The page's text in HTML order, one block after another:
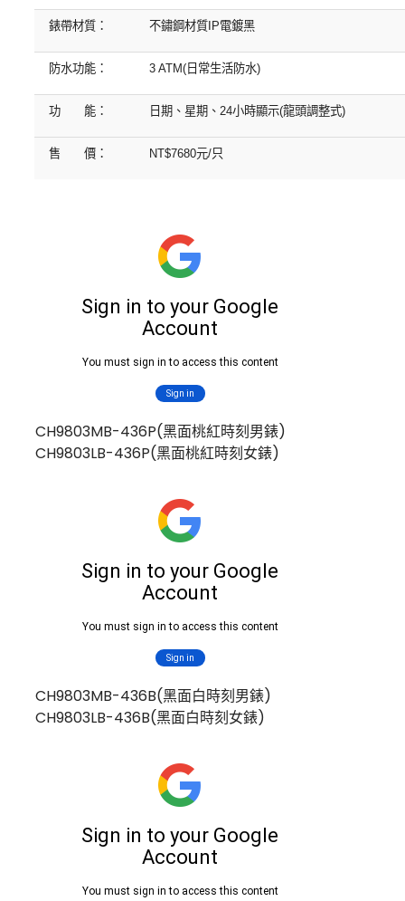
錶帶材質： 不鏽鋼材質 IP電鍍黑
防水功能： 3 ATM( 日常生活防水)
功 能： 日期、星期、24小時顯示(龍頭調整式)
售 價： NT$7680元/只
CH9803MB-436P(黑面桃紅時刻男錶)
CH9803LB-436P(黑面桃紅時刻女錶)
CH9803MB-436B(黑面白時刻男錶)
CH9803LB-436B(黑面白時刻女錶)